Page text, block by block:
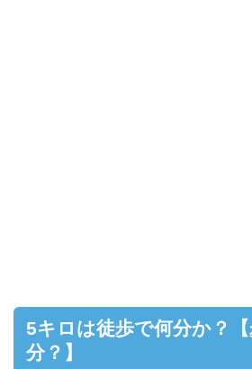
5キロは徒歩で何分か？
分？】